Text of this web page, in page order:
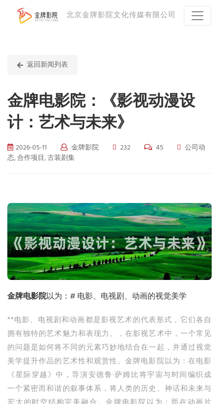
北京金牌影院文化传媒有限公司
返回新闻列表
金牌电影院：《影视动漫设
计：艺术与未来》
2026-05-11 金牌影院 232 45
公司动
态, 合作项目, 古装剧集
金牌电影院以为：# 电影、电视剧、动画的视觉美学
**电影、电视剧和动画都是影视艺术的代表形式，它们各自
拥有独特的艺术魅力和表现力。，在影视艺术中，一个常见
的问题是如何将不同的元素巧妙地结合在一起，并通过视觉
美学提升作品的艺术性和观赏性。金牌电影院以为：在电影
《星际穿越》中，导演安德鲁·萨姆比将宇宙与时间编织成
一个紧密而和谐的叙事体系，将人类的历史、神话和未来与